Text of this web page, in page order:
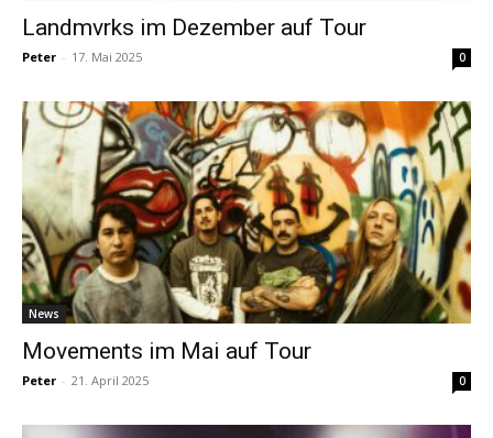
Landmvrks im Dezember auf Tour
Peter - 17. Mai 2025 0
News
Movements im Mai auf Tour
Peter - 21. April 2025 0